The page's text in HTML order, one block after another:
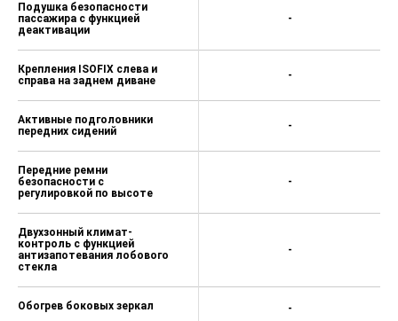
Подушка безопасности
пассажира с функцией
деактивации
Крепления ISOFIX слева и
справа на заднем диване
Активные подголовники
передних сидений
Передние ремни
безопасности с
регулировкой по высоте
Двухзонный климат-
контроль с функцией
антизапотевания лобового
стекла
Обогрев боковых зеркал
-
-
-
-
-
-